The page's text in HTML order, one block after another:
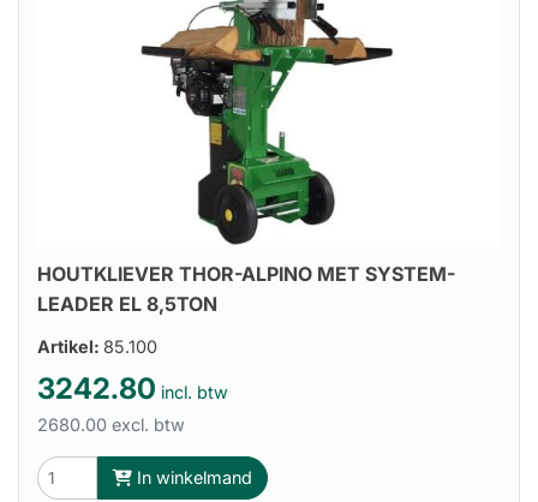
HOUTKLIEVER THOR-ALPINO MET SYSTEM-
LEADER EL 8,5TON
Artikel: 85.100
3242.80 incl. btw
2680.00 excl. btw
In winkelmand